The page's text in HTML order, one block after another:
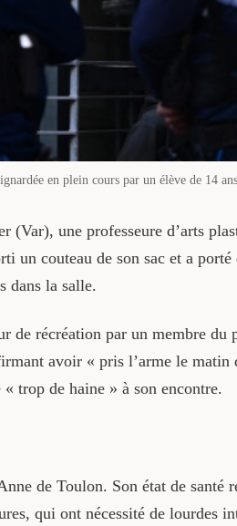
en plein cours par un élève de 14
une professeure d’arts
couteau de son sac et a
dans la salle.
de récréation par un membre du
avoir « pris l’arme le
trop de haine » à son encontre.
de Toulon. Son état de santé
qui ont nécessité de lourdes